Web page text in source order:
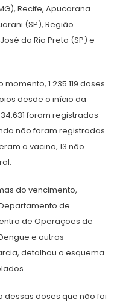
Recife, Apucarana
(SP), Região
do Rio Preto (SP) e
1.235.119 doses
desde o início da
foram registradas
não foram registradas.
a vacina, 13 não
do vencimento,
de
de Operações de
e outras
detalhou o esquema
dessas doses que não foi